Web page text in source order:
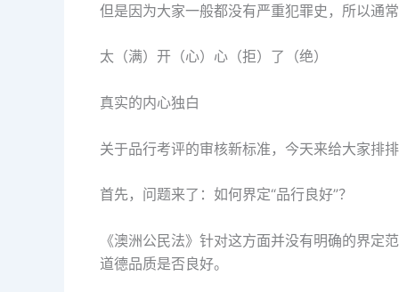
但是因为大家一般都没有严重犯罪史，所以通
太（满）开（心）心（拒）了（绝）
真实的内心独白
关于品行考评的审核新标准，今天来给大家排排
首先，问题来了：如何界定“品行良好”？
《澳洲公民法》针对这方面并没有明确的界定
道德品质是否良好。